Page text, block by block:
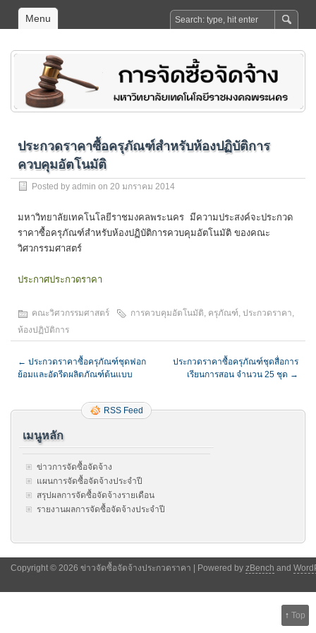
Menu
ประกวดราคาซื้อครุภัณฑ์สำหรับห้องปฏิบัติการ
ควบคุมอัตโนมัติ
Posted by admin on 20 มกราคม 2014
มหาวิทยาลัยเทคโนโลยีราชมงคลพระนคร มีความประสงค์จะประกวด
ราคาซื้อครุภัณฑ์สำหรับห้องปฏิบัติการควบคุมอัตโนมัติ ของคณะ
วิศวกรรมศาสตร์
ประกาศประกวดราคา
คณะวิศวกรรมศาสตร์ การควบคุมอัตโนมัติ ครุภัณฑ์ ประกวดราคา
ห้องปฏิบัติการ
← ประกวดราคาซื้อครุภัณฑ์ชุดฟอก
ย้อมและอัดรีดผลิตภัณฑ์ต้นแบบ
ประกวดราคาซื้อครุภัณฑ์ชุดสื่อการ
เรียนการสอน จำนวน 25 ชุด →
RSS Feed
เมนูหลัก
ข่าวการจัดซื้อจัดจ้าง
แผนการจัดซื้อจัดจ้างประจำปี
สรุปผลการจัดซื้อจัดจ้างรายเดือน
รายงานผลการจัดซื้อจัดจ้างประจำปี
Copyright © 2026 ข่าวจัดซื้อจัดจ้างประกวดราคา | Powered by zBench and
↑ Top